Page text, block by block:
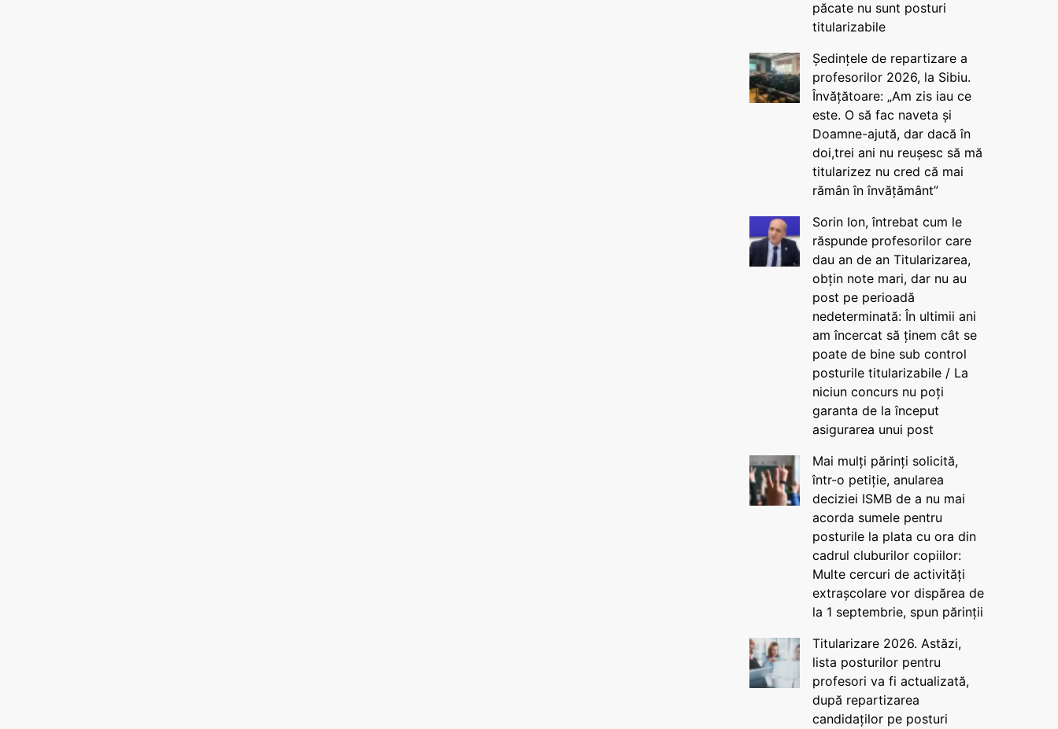
păcate nu sunt posturi
titularizabile
Ședințele de repartizare a
profesorilor 2026, la Sibiu.
Învățătoare: „Am zis iau ce
este. O să fac naveta și
Doamne-ajută, dar dacă în
doi,trei ani nu reușesc să mă
titularizez nu cred că mai
rămân în învățământ”
Sorin Ion, întrebat cum le
răspunde profesorilor care
dau an de an Titularizarea,
obțin note mari, dar nu au
post pe perioadă
nedeterminată: În ultimii ani
am încercat să ținem cât se
poate de bine sub control
posturile titularizabile / La
niciun concurs nu poți
garanta de la început
asigurarea unui post
Mai mulți părinți solicită,
într-o petiție, anularea
deciziei ISMB de a nu mai
acorda sumele pentru
posturile la plata cu ora din
cadrul cluburilor copiilor:
Multe cercuri de activități
extrașcolare vor dispărea de
la 1 septembrie, spun părinții
Titularizare 2026. Astăzi,
lista posturilor pentru
profesori va fi actualizată,
după repartizarea
candidaților pe posturi